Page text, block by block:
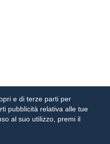
e di terze parti per
pubblicità relativa alle tue
al suo utilizzo, premi il